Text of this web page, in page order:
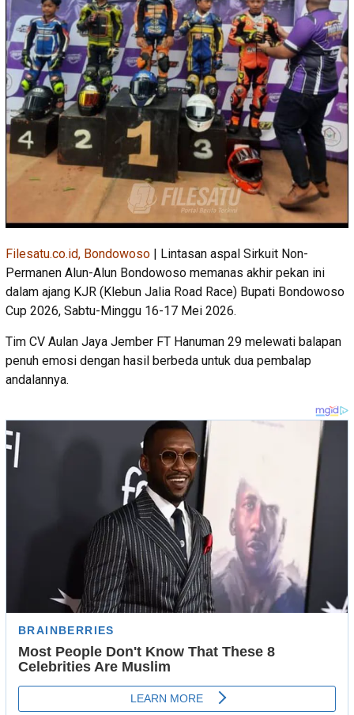
Filesatu.co.id, Bondowoso | Lintasan aspal Sirkuit Non-
Permanen Alun-Alun Bondowoso memanas akhir pekan ini
dalam ajang KJR (Klebun Jalia Road Race) Bupati Bondowoso
Cup 2026, Sabtu-Minggu 16-17 Mei 2026.
Tim CV Aulan Jaya Jember FT Hanuman 29 melewati balapan
penuh emosi dengan hasil berbeda untuk dua pembalap
andalannya.